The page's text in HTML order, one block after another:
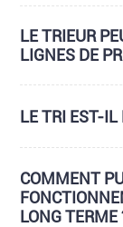
LE TRIEUR
LIGNES DE
LE TRI EST-IL
COMMENT
LONG TERME